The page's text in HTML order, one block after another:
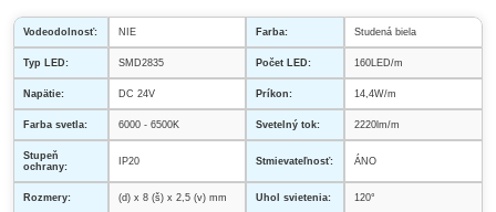
Vodeodolnosť: NIE Farba: Studená biela
Typ LED: SMD2835 Počet LED: 160LED/m
Napätie: DC 24V Príkon: 14,4W/m
Farba svetla: 6000 - 6500K Svetelný tok: 2220lm/m
Stupeň
ochrany:
IP20 Stmievateľnosť: ÁNO
Rozmery: (d) x 8 (š) x 2,5 (v) mm Uhol svietenia: 120°